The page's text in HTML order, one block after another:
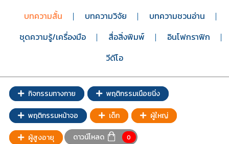
บทความสั้น บทความวิจัย
บทความชวนอ่าน
ชุดความรู้/เครื่องมือ
สื่อสิ่งพิมพ์
อินโฟกราฟิก
วีดีโอ
กิจกรรมทางกาย พฤติกรรมเนือยนิ่ง
พฤติกรรมหน้าจอ เด็ก ผู้ใหญ่
ผู้สูงอายุ ดาวน์โหลด 0